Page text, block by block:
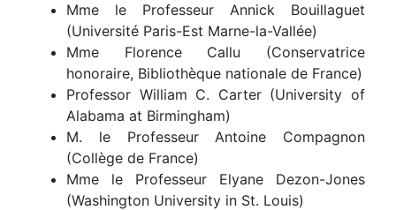
Mme le Professeur Annick Bouillaguet
(Université Paris-Est Marne-la-Vallée)
Mme Florence Callu (Conservatrice
honoraire, Bibliothèque nationale de France)
Professor William C. Carter (University of
Alabama at Birmingham)
M. le Professeur Antoine Compagnon
(Collège de France)
Mme le Professeur Elyane Dezon-Jones
(Washington University in St. Louis)